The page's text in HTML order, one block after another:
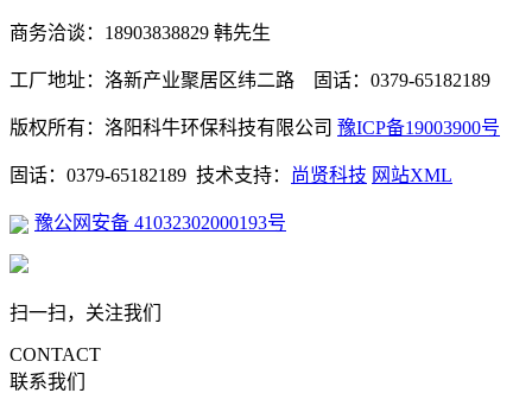
商务洽谈：18903838829 韩先生
工厂地址：洛新产业聚居区纬二路 固话：0379-65182189
版权所有：洛阳科牛环保科技有限公司 豫ICP备19003900号
固话：0379-65182189 技术支持： 尚贤科技 网站XML
豫公网安备 41032302000193号
扫一扫，关注我们
CONTACT
联系我们